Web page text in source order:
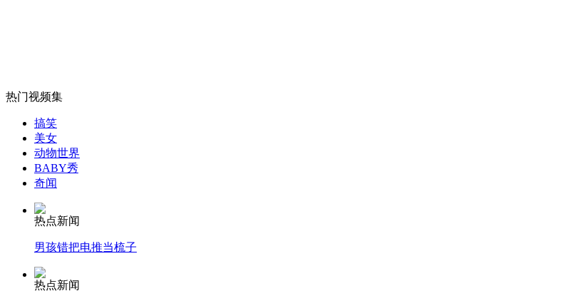
安徽一实载49人客车翻车
走！跟着总书记去植树
消防员救轻生者
热门视频集
搞笑
美女
动物世界
BABY秀
奇闻
热点新闻
男孩错把电推当梳子
热点新闻